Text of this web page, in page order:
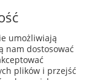
internetowy sklep
umożliwiają
nam dostosować
plików i przejść